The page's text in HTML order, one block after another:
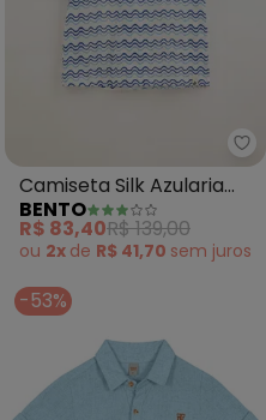
- Camisa Juvenil em
Camiseta Silk Azularia
(Azul)
BENTO
R$ 83,40R$ 139,00
ou 2x de R$ 41,70 sem juros
-53%